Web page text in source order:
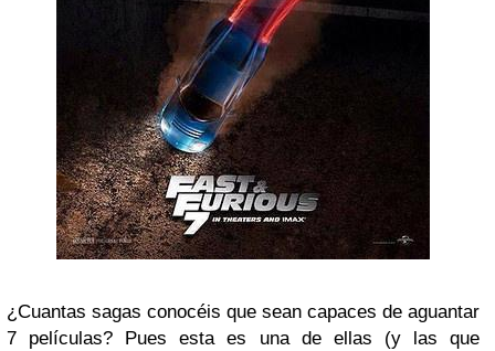
¿Cuantas sagas conocéis que sean capaces de aguantar
7 películas? Pues esta es una de ellas (y las que